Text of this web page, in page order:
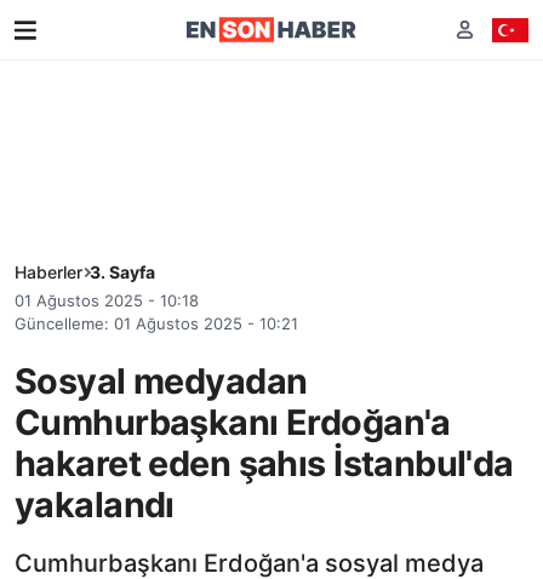
Haberler 3. Sayfa
01 Ağustos 2025 - 10:18
Güncelleme: 01 Ağustos 2025 - 10:21
Sosyal medyadan
Cumhurbaşkanı Erdoğan'a
hakaret eden şahıs İstanbul'da
yakalandı
Cumhurbaşkanı Erdoğan'a sosyal medya